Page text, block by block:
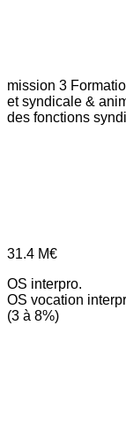
mission 3
et syndicale &
des fonctions
31.4 M€
OS interpro.
OS vocation
(3 à 8%)